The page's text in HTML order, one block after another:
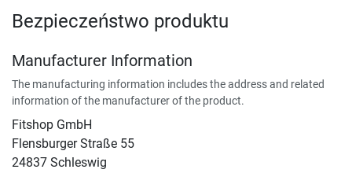
Bezpieczeństwo produktu
Manufacturer Information
The manufacturing information includes the address and related
information of the manufacturer of the product.
Fitshop GmbH
Flensburger Straße 55
24837 Schleswig